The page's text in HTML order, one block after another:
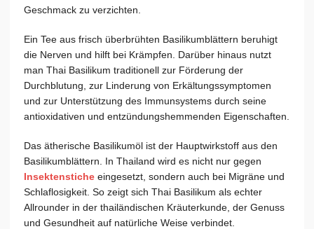
Geschmack zu verzichten.
Ein Tee aus frisch überbrühten Basilikumblättern beruhigt
die Nerven und hilft bei Krämpfen. Darüber hinaus nutzt
man Thai Basilikum traditionell zur Förderung der
Durchblutung, zur Linderung von Erkältungssymptomen
und zur Unterstützung des Immunsystems durch seine
antioxidativen und entzündungshemmenden Eigenschaften.
Das ätherische Basilikumöl ist der Hauptwirkstoff aus den
Basilikumblättern. In Thailand wird es nicht nur gegen
Insektenstiche eingesetzt, sondern auch bei Migräne und
Schlaflosigkeit. So zeigt sich Thai Basilikum als echter
Allrounder in der thailändischen Kräuterkunde, der Genuss
und Gesundheit auf natürliche Weise verbindet.